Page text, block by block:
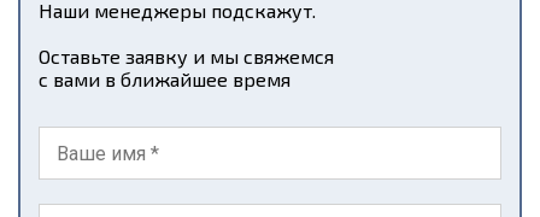
Наши менеджеры подскажут.
Оставьте заявку и мы свяжемся
с вами в ближайшее время